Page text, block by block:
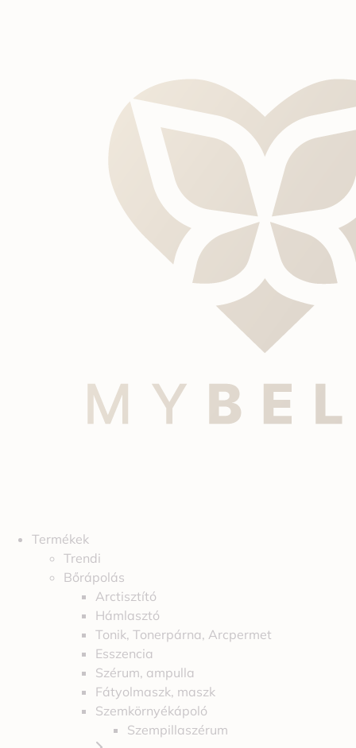
Termékek
Trendi
Bőrápolás
Arctisztító
Hámlasztó
Tonik, Tonerpárna, Arcpermet
Esszencia
Szérum, ampulla
Fátyolmaszk, maszk
Szemkörnyékápoló
Szempillaszérum